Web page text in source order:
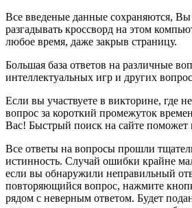
Все введеные данные сохраняются,
разгадывать кроссворд на этом
любое время, даже закрыв страницу.
Большая база ответов на различные
интеллектуальных игр и других
Если вы участвуете в викторине, где
вопрос за короткий промежуток
Вас! Быстрый поиск на сайте поможет
Все ответы на вопросы прошли
истинность. Случай ошибки крайне
если вы обнаружили неправильный
повторяющийся вопрос, нажмите
рядом с неверным ответом. Будет